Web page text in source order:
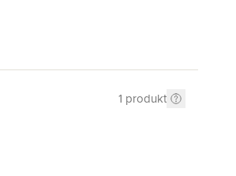
1 produkt